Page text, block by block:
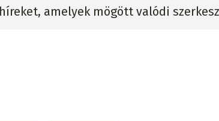
amelyek mögött valódi